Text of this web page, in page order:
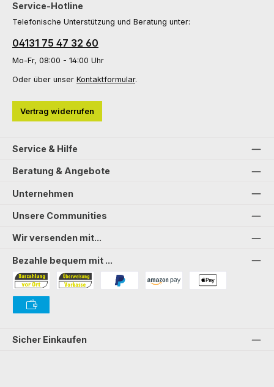
Service-Hotline
Telefonische Unterstützung und Beratung unter:
04131 75 47 32 60
Mo-Fr, 08:00 - 14:00 Uhr
Oder über unser Kontaktformular.
Vertrag widerrufen
Service & Hilfe
Beratung & Angebote
Unternehmen
Unsere Communities
Wir versenden mit...
Bezahle bequem mit ...
Bezahlung in der Filiale
Sicher Einkaufen